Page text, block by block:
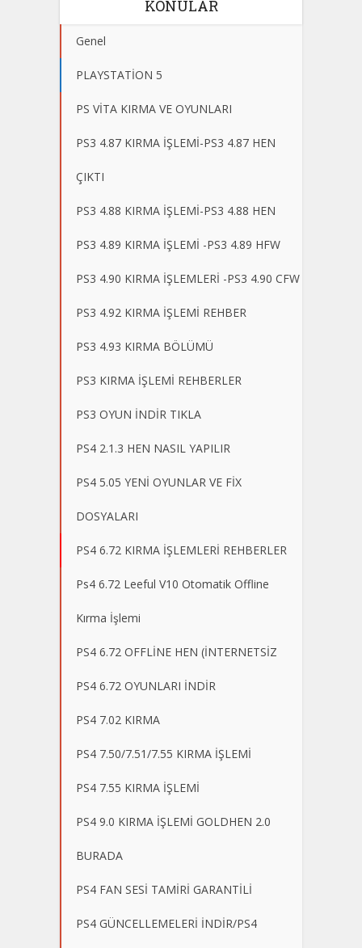
KONULAR
Genel
PLAYSTATİON 5
PS VİTA KIRMA VE OYUNLARI
PS3 4.87 KIRMA İŞLEMİ-PS3 4.87 HEN
ÇIKTI
PS3 4.88 KIRMA İŞLEMİ-PS3 4.88 HEN
PS3 4.89 KIRMA İŞLEMİ -PS3 4.89 HFW
PS3 4.90 KIRMA İŞLEMLERİ -PS3 4.90 CFW
PS3 4.92 KIRMA İŞLEMİ REHBER
PS3 4.93 KIRMA BÖLÜMÜ
PS3 KIRMA İŞLEMİ REHBERLER
PS3 OYUN İNDİR TIKLA
PS4 2.1.3 HEN NASIL YAPILIR
PS4 5.05 YENİ OYUNLAR VE FİX
DOSYALARI
PS4 6.72 KIRMA İŞLEMLERİ REHBERLER
Ps4 6.72 Leeful V10 Otomatik Offline
Kırma İşlemi
PS4 6.72 OFFLİNE HEN (İNTERNETSİZ
PS4 6.72 OYUNLARI İNDİR
PS4 7.02 KIRMA
PS4 7.50/7.51/7.55 KIRMA İŞLEMİ
PS4 7.55 KIRMA İŞLEMİ
PS4 9.0 KIRMA İŞLEMİ GOLDHEN 2.0
BURADA
PS4 FAN SESİ TAMİRİ GARANTİLİ
PS4 GÜNCELLEMELERİ İNDİR/PS4